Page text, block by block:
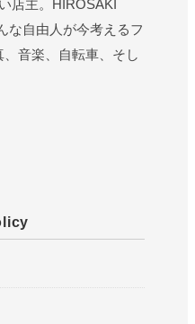
店主。HIROSAKI
な自由人が今考えるフ
音楽、自転車、そし